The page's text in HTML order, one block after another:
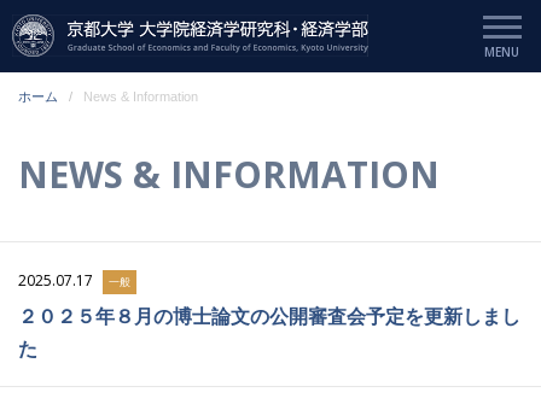
ホーム News & Information
NEWS & INFORMATION
2025.07.17 一般
２０２５年８月の博士論文の公開審査会予定を更新しまし
た